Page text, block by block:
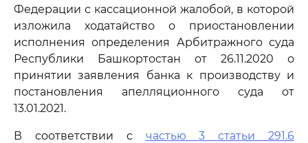
Федерации с кассационной жалобой, в которой
изложила ходатайство о приостановлении
исполнения определения Арбитражного суда
Республики Башкортостан от 26.11.2020 о
принятии заявления банка к производству и
постановления апелляционного суда от
13.01.2021.
В соответствии с частью 3 статьи 291.6